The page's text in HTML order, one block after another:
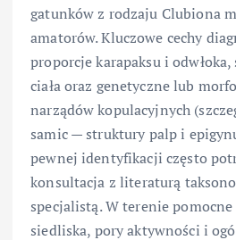
gatunków z rodzaju Clubiona
amatorów. Kluczowe cechy
proporcje karapaksu i odwłoka,
ciała oraz genetyczne lub
narządów kopulacyjnych
samic — struktury palp i
pewnej identyfikacji często
konsultacja z literaturą
specjalistą. W terenie pomocne
siedliska, pory aktywności i